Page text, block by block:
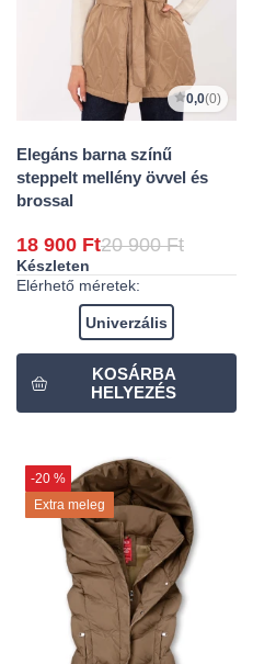
0,0(0)
Elegáns barna színű
steppelt mellény övvel és
brossal
18 900 Ft20 900 Ft
Készleten
Elérhető méretek:
Univerzális
-20 %
Extra meleg